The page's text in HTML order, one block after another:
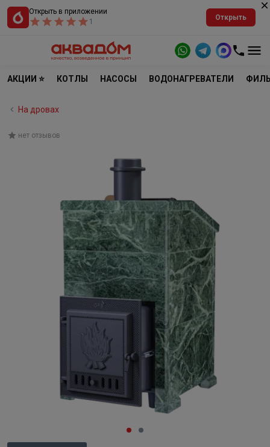
Открыть в приложении
1
Открыть
АКЦИИ ⭐ КОТЛЫ НАСОСЫ ВОДОНАГРЕВАТЕЛИ
На дровах
нет отзывов